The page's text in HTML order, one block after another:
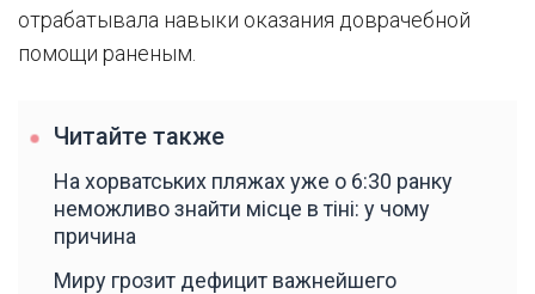
отрабатывала навыки оказания доврачебной
помощи раненым.
Читайте также
На хорватських пляжах уже о 6:30 ранку
неможливо знайти місце в тіні: у чому
причина
Миру грозит дефицит важнейшего